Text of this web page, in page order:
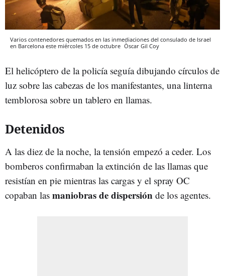
Varios contenedores quemados en las inmediaciones del consulado de Israel
en Barcelona este miércoles 15 de octubre Òscar Gil Coy
El helicóptero de la policía seguía dibujando círculos de
luz sobre las cabezas de los manifestantes, una linterna
temblorosa sobre un tablero en llamas.
Detenidos
A las diez de la noche, la tensión empezó a ceder. Los
bomberos confirmaban la extinción de las llamas que
resistían en pie mientras las cargas y el spray OC
copaban las maniobras de dispersión de los agentes.